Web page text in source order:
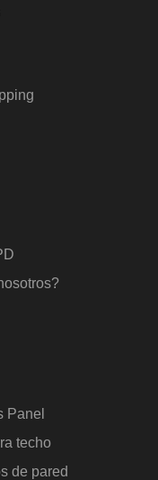
Panel
techo
de pared